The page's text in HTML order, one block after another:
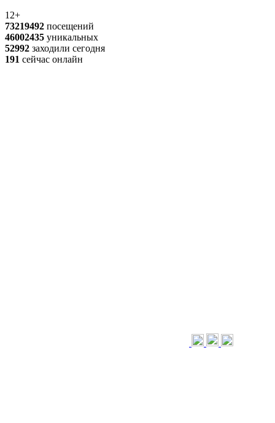
12+
73219492 посещений
46002435 уникальных
52992 заходили сегодня
191 сейчас онлайн